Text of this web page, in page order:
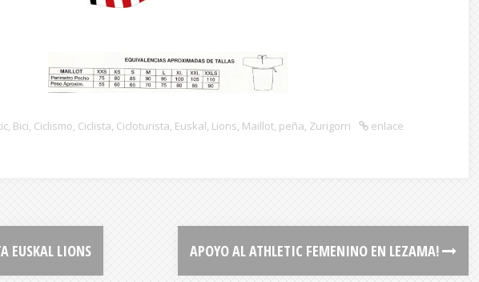
, Bici, Ciclismo, Ciclista, Cicloturista, Euskal, Lions, Maillot, peña, Zurigorri
enlace
EUSKAL LIONS APOYO AL ATHLETIC FEMENINO EN LEZAMA!